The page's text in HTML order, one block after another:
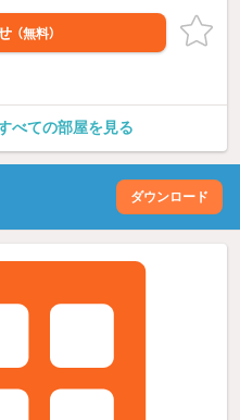
（無料）
べての部屋を見る
ダウンロード